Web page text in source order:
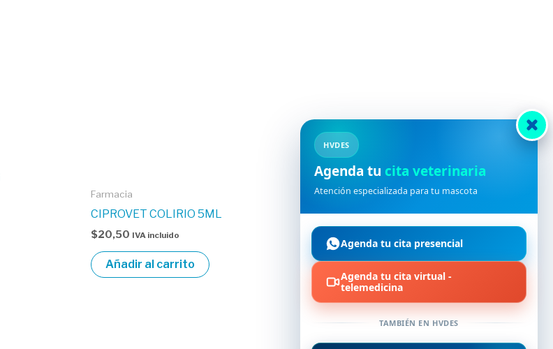
Farmacia
CIPROVET COLIRIO 5ML
$20,50 IVA incluido
Añadir al carrito
Farmacia
TRILOSTANO TABLETAS 5 MG
$0,93
Añadir al carrito
HVDES
Agenda tu cita veterinaria
Atención especializada para tu mascota
Agenda tu cita presencial
Agenda tu cita virtual -
telemedicina
TAMBIÉN EN HVDES